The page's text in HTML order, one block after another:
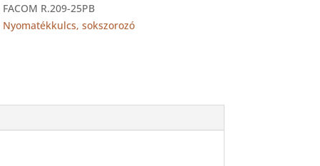
FACOM R.209-25PB
Nyomatékkulcs, sokszorozó